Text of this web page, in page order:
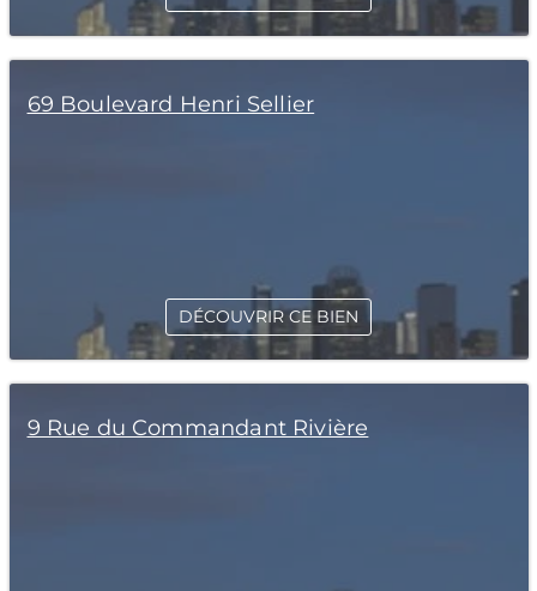
69 Boulevard Henri Sellier
DÉCOUVRIR CE BIEN
9 Rue du Commandant Rivière